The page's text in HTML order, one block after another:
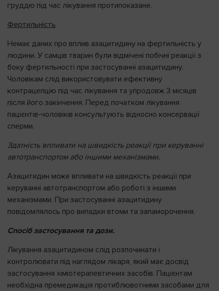
груддю під час лікування протипоказане.
Фертильність
Немає даних про вплив азацитидину на фертильність у
людини. У самців тварин були відмічені побічні реакції з
боку фертильності при застосуванні азацитидину.
Чоловікам слід використовувати ефективну
контрацепцію під час лікування та упродовж 3 місяців
після його закінчення. Перед початком лікування
пацієнтів-чоловіків консультують відносно консервації
сперми.
Здатність впливати на швидкість реакції при керуванні
автотранспортом або іншими механізмами.
Азацитидин може впливати на швидкість реакції при
керуванні автотранспортом або роботі з іншими
механізмами. При застосуванні азацитидину
повідомлялось про випадки втоми та запаморочення.
Спосіб застосування та дози.
Лікування азацитидином слід розпочинати і
контролювати під наглядом лікаря, який має досвід
застосування хіміотерапевтичних засобів. Пацієнтам
необхідна премедикація протиблювотними засобами для